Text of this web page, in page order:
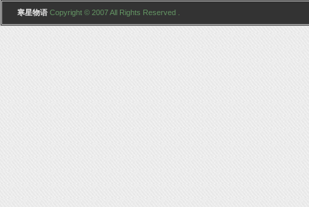
寒星物语 Copyright © 2007 All Rights Reserved .